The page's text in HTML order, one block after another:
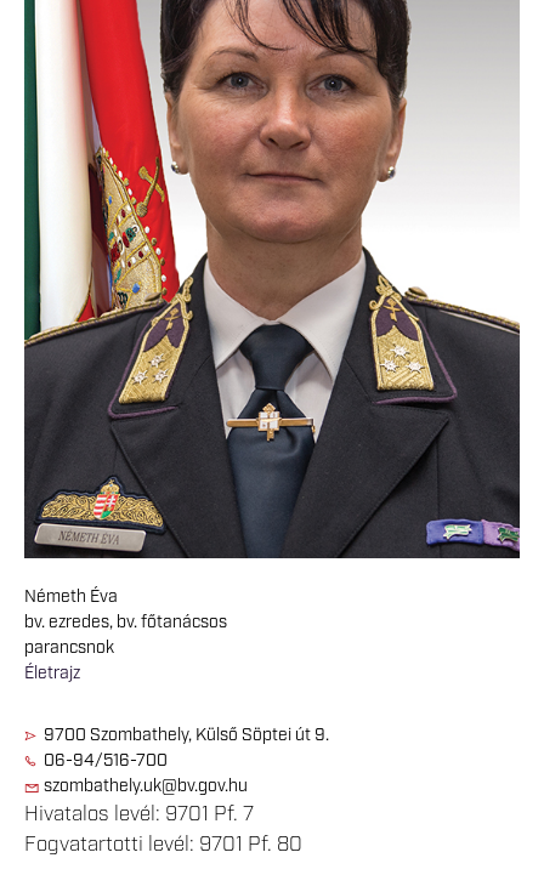
Németh Éva
bv. ezredes, bv. főtanácsos
parancsnok
Életrajz
9700 Szombathely, Külső Söptei út 9.
06-94/516-700
szombathely.uk@bv.gov.hu
Hivatalos levél: 9701 Pf. 7
Fogvatartotti levél: 9701 Pf. 80